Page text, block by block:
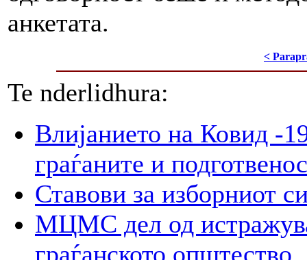
анкетата.
<
Te nderlidhura:
Влијанието на Ковид -
граѓаните и
Ставови за изборниот
МЦМС дел од
граѓанското општество